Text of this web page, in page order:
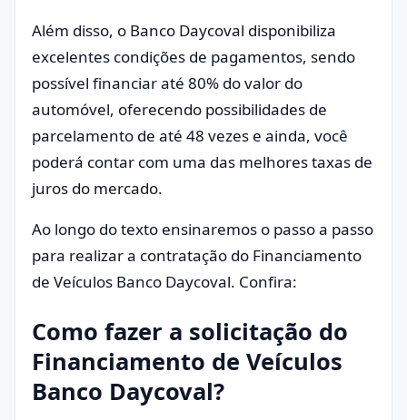
Além disso, o Banco Daycoval disponibiliza
excelentes condições de pagamentos, sendo
possível financiar até 80% do valor do
automóvel, oferecendo possibilidades de
parcelamento de até 48 vezes e ainda, você
poderá contar com uma das melhores taxas de
juros do mercado.
Ao longo do texto ensinaremos o passo a passo
para realizar a contratação do Financiamento
de Veículos Banco Daycoval. Confira:
Como fazer a solicitação do
Financiamento de Veículos
Banco Daycoval?